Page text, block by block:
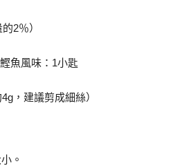
2％）
魚風味：1小匙
，建議剪成細絲）
。